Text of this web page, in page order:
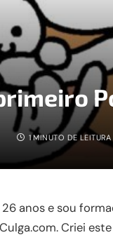
1 MINUTO DE LEITURA
anos e sou
Criei